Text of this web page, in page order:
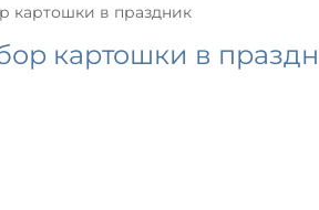
картошки в праздник
картошки в